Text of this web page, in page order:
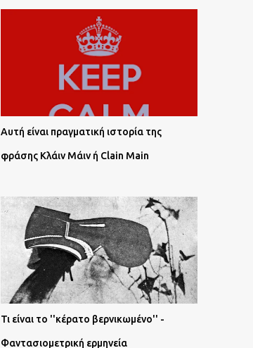
Αυτή είναι πραγματική ιστορία της
φράσης Κλάιν Μάιν ή Clain Main
Τι είναι το ''κέρατο βερνικωμένο'' -
Φαντασιομετρική ερμηνεία